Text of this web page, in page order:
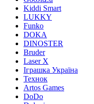
Kiddi Smart
LUKKY
Funko
DOKA
DINOSTER
Bruder
Laser X
Іграшка Україна
Технок
Artos Games
DoDo